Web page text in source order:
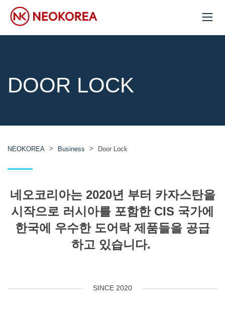
DOOR LOCK
NEOKOREA > Business > Door Lock
네오코리아는 2020년 부터 카자스탄을
시작으로 러시아를 포함한 CIS 국가에
한국에 우수한 도어락 제품들을 공급
하고 있습니다.
SINCE 2020